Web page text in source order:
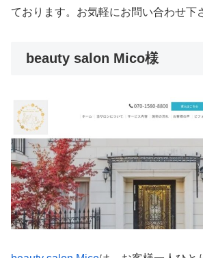
ております。お気軽にお問い合わせ下
beauty salon Mico様